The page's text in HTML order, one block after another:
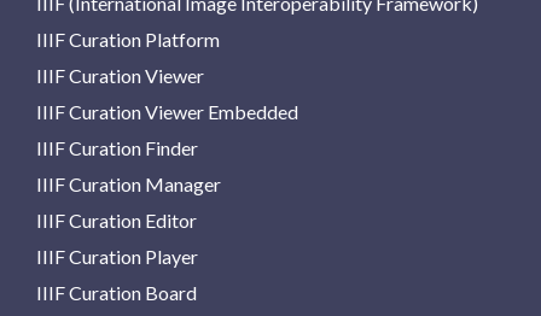
IIIF Curation Platform
IIIF Curation Viewer
IIIF Curation Viewer Embedded
IIIF Curation Finder
IIIF Curation Manager
IIIF Curation Editor
IIIF Curation Player
IIIF Curation Board